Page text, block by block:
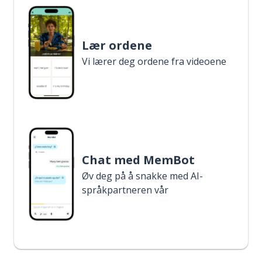
Lær ordene
Vi lærer deg ordene fra videoene
Chat med MemBot
Øv deg på å snakke med AI-
språkpartneren vår